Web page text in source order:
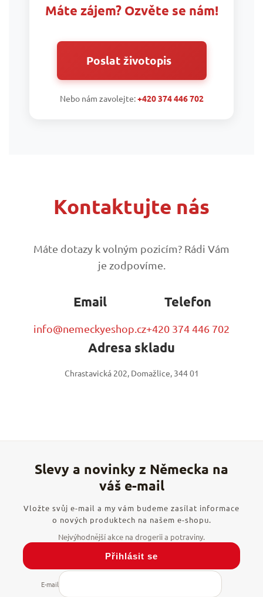
Máte zájem? Ozvěte se nám!
Poslat životopis
Nebo nám zavolejte:+420 374 446 702
Kontaktujte nás
Máte dotazy k volným pozicím? Rádi Vám
je zodpovíme.
Email
info@nemeckyeshop.cz
Telefon
+420 374 446 702
Adresa skladu
Chrastavická 202, Domažlice, 344 01
Vložte svůj e-mail a my vám budeme zasílat informace
o nových produktech na našem e-shopu.
E-mail
Přihlásit se